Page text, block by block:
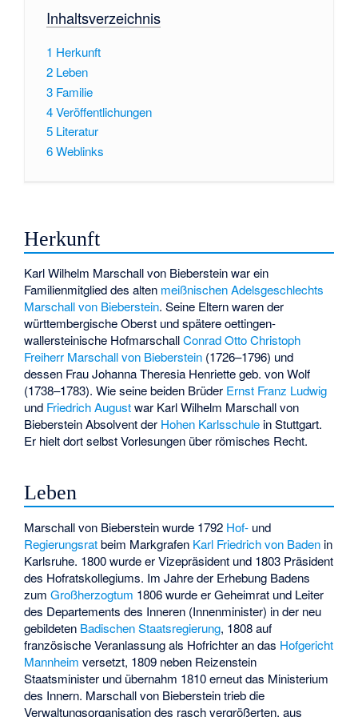
Inhaltsverzeichnis
1 Herkunft
2 Leben
3 Familie
4Veröffentlichungen
5 Literatur
6Weblinks
Herkunft
Karl Wilhelm Marschall von Bieberstein war ein
Familienmitglied des alten meißnischen Adelsgeschlechts
Marschall von Bieberstein. Seine Eltern waren der
württembergische Oberst und spätere oettingen-
wallersteinische HofmarschallConrad Otto Christoph
Freiherr Marschall von Bieberstein (1726–1796) und
dessen Frau Johanna Theresia Henriette geb. von Wolf
(1738–1783). Wie seine beiden Brüder Ernst Franz Ludwig
und Friedrich Augustwar Karl Wilhelm Marschall von
Bieberstein Absolvent der Hohen Karlsschule in Stuttgart.
Er hielt dort selbst Vorlesungen über römisches Recht.
Leben
Marschall von Bieberstein wurde 1792 Hof- und
Regierungsratbeim Markgrafen Karl Friedrich von Baden in
Karlsruhe. 1800 wurde er Vizepräsident und 1803 Präsident
des Hofratskollegiums. Im Jahre der Erhebung Badens
zumGroßherzogtum 1806 wurde er Geheimrat und Leiter
des Departements des Inneren (Innenminister) in der neu
gebildeten Badischen Staatsregierung, 1808 auf
französische Veranlassung als Hofrichter an das Hofgericht
Mannheim versetzt, 1809 neben Reizenstein
Staatsminister und übernahm 1810 erneut das Ministerium
des Innern. Marschall von Bieberstein trieb die
Verwaltungsorganisation des rasch vergrößerten, aus